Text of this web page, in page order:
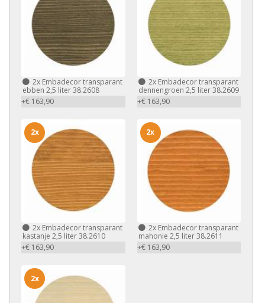
2x Embadecor transparant
ebben 2,5 liter 38.2608
+€ 163,90
2xEmbadecor transparant
dennengroen 2,5 liter 38.2609
+€ 163,90
2x Embadecor transparant
kastanje 2,5 liter 38.2610
+€ 163,90
2x
2xEmbadecor transparant
mahonie 2,5 liter 38.2611
+€ 163,90
2x
2x